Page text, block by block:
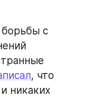
с
, что
никаких